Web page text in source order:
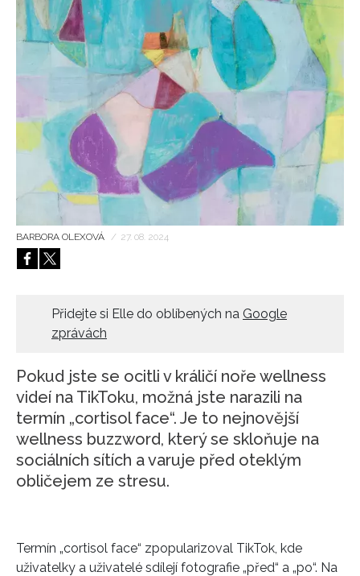
HOME
BARBORA OLEXOVÁ / 27. 08. 2024
Přidejte si Elle do oblíbených na Google
zprávách
Pokud jste se ocitli v králičí noře wellness
videí na TikToku, možná jste narazili na
termín „cortisol face“. Je to nejnovější
wellness buzzword, který se skloňuje na
sociálních sítích a varuje před oteklým
obličejem ze stresu.
Termín „cortisol face“ zpopularizoval TikTok, kde
uživatelky a uživatelé sdílejí fotografie „před“ a „po“. Na